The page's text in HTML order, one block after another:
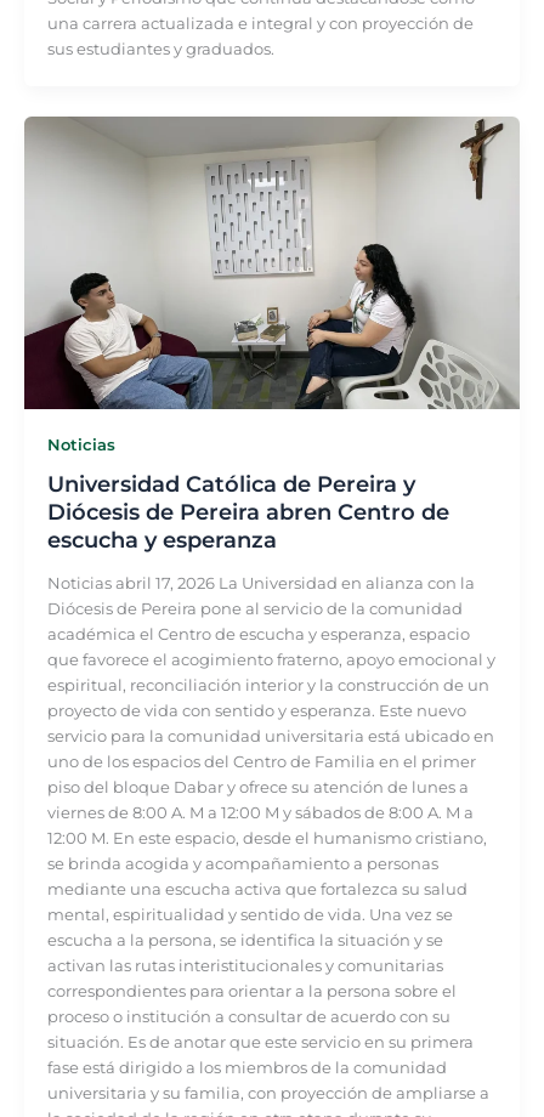
una carrera actualizada e integral y con proyección de
sus estudiantes y graduados.
Noticias
Universidad Católica de Pereira y
Diócesis de Pereira abren Centro de
escucha y esperanza
Noticias abril 17, 2026 La Universidad en alianza con la
Diócesis de Pereira pone al servicio de la comunidad
académica el Centro de escucha y esperanza, espacio
que favorece el acogimiento fraterno, apoyo emocional y
espiritual, reconciliación interior y la construcción de un
proyecto de vida con sentido y esperanza. Este nuevo
servicio para la comunidad universitaria está ubicado en
uno de los espacios del Centro de Familia en el primer
piso del bloque Dabar y ofrece su atención de lunes a
viernes de 8:00 A. M a 12:00 M y sábados de 8:00 A. M a
12:00 M. En este espacio, desde el humanismo cristiano,
se brinda acogida y acompañamiento a personas
mediante una escucha activa que fortalezca su salud
mental, espiritualidad y sentido de vida. Una vez se
escucha a la persona, se identifica la situación y se
activan las rutas interistitucionales y comunitarias
correspondientes para orientar a la persona sobre el
proceso o institución a consultar de acuerdo con su
situación. Es de anotar que este servicio en su primera
fase está dirigido a los miembros de la comunidad
universitaria y su familia, con proyección de ampliarse a